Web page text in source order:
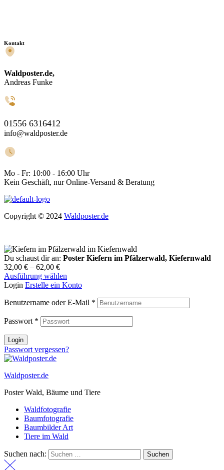
Kontakt
Waldposter.de,
Andreas Funke
01556 6316412
info@waldposter.de
Mo - Fr: 10:00 - 16:00 Uhr
Kein Geschäft, nur Online-Versand & Beratung
Copyright © 2024 Waldposter.de
Du schaust dir an: Poster Kiefern im Pfälzerwald, Kiefernwald
32,00 € – 62,00 €
Ausführung wählen
Login Erstelle ein Konto
Benutzername oder E-Mail *
Passwort *
Login
Passwort vergessen?
Waldposter.de
Poster Wald, Bäume und Tiere
Waldfotografie
Baumfotografie
Baumbilder Art
Tiere im Wald
Suchen nach: